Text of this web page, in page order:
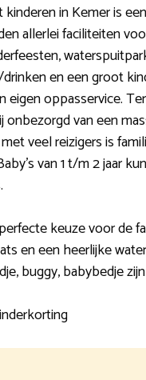
in Kemer is
allerlei faciliteiten
en een groot
oppasservice.
van een
veel reizigers is
van 1 t/m 2 jaar
keuze voor de
en een heerlijke
buggy, babybedje